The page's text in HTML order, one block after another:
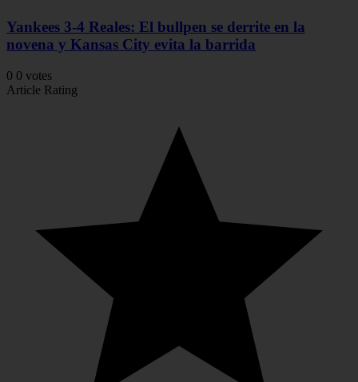
Yankees 3-4 Reales: El bullpen se derrite en la
novena y Kansas City evita la barrida
0 0 votes
Article Rating